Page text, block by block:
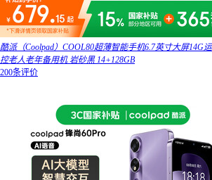
酷派（Coolpad）COOL80超薄智能手机6.7英寸大屏14G
控老人老年备用机 岩砂黑 14+128GB
200条评价